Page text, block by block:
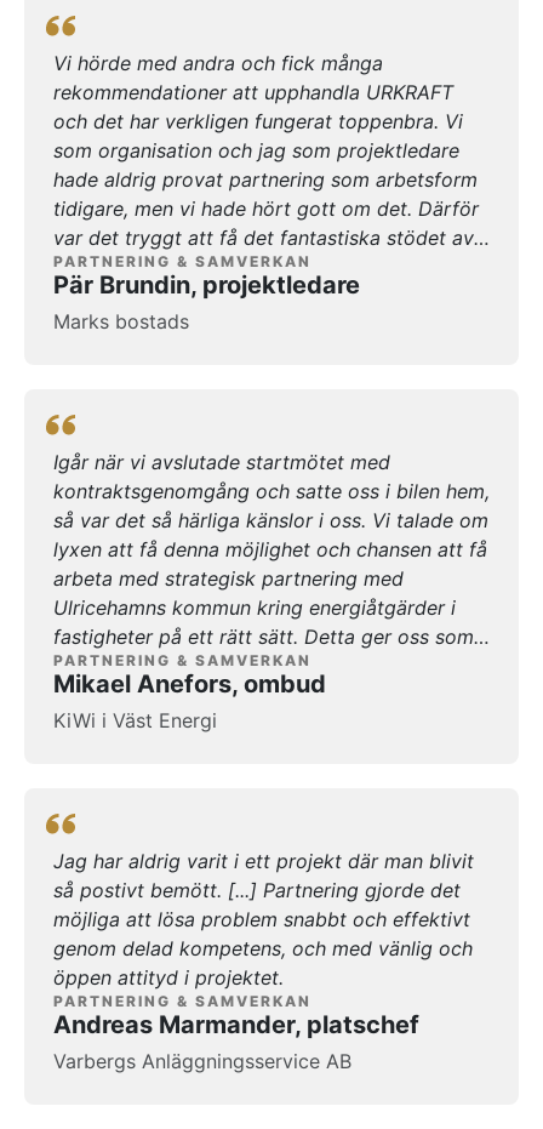
Vi hörde med andra och fick många
rekommendationer att upphandla URKRAFT
och det har verkligen fungerat toppenbra. Vi
som organisation och jag som projektledare
hade aldrig provat partnering som arbetsform
tidigare, men vi hade hört gott om det. Därför
var det tryggt att få det fantastiska stödet av
Jonny och hans team som kunde lotsa oss
igenom hela vår process från vårt tidiga skede
genom hela upphandlingen och nu i
och Assberg med stora utmaningar av olika
karaktär har vi tillsammans med alla aktörer
ingående i upplägget löst på ett fantastiskt
sätt. Upplägget med partnering och alla
mervärden som det skapar för oss och
samhället har så här långt överträffat alla mina
förväntningar, men vi är ju bara ett år in i
avtalet så det gäller att vi fortsätter visa att
det även kommer att fungera framöver också.
Jag är jättenöjd och kan varmt rekommendera
detta upplägg till fler.
PARTNERING & SAMVERKAN
Pär Brundin, projektledare
Marks bostads
Igår när vi avslutade startmötet med
kontraktsgenomgång och satte oss i bilen hem,
så var det så härliga känslor i oss. Vi talade om
lyxen att få denna möjlighet och chansen att få
arbeta med strategisk partnering med
Ulricehamns kommun kring energiåtgärder i
fastigheter på ett rätt sätt. Detta ger oss som
individer och team en stor möjlighet att få
utvecklas och samtidigt vara med i en stor
utvecklingsfas för en hel kommun som har
hela denna känsla skapas inifrån. Den blir äkta i
mig när vi möts av sådan värme och genuin
känsla av engagemang. Det vill jag rikta ett
stort tack till er alla! Tack till Jonas på
URKRAFT som höll ihop dagen på ett utmärkt
sätt! Jag är övertygad om att denna resa ihop
kommer bli spännande, säkert tuff ibland men
vi kommer garanterat ha kul ihop, och vi
kommer att leverera många mervärden, det vet
och känner jag. Med Vänlig Hälsning
PARTNERING & SAMVERKAN
Mikael Anefors, ombud
KiWi i Väst Energi
Jag har aldrig varit i ett projekt där man blivit
så postivt bemött. [...] Partnering gjorde det
möjliga att lösa problem snabbt och effektivt
genom delad kompetens, och med vänlig och
öppen attityd i projektet.
PARTNERING & SAMVERKAN
Andreas Marmander, platschef
Varbergs Anläggningsservice AB